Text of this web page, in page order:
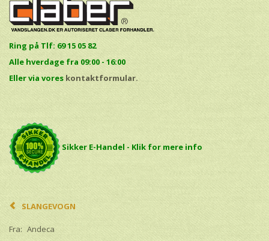
Ring på Tlf: 69 15 05 82
Alle hverdage fra 09:00 - 16:00
Eller via vores kontaktformular.
Sikker E-Handel - Klik for mere info
SLANGEVOGN
Fra: Andeca